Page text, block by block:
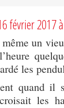
février 2017
un
les
quand il
les